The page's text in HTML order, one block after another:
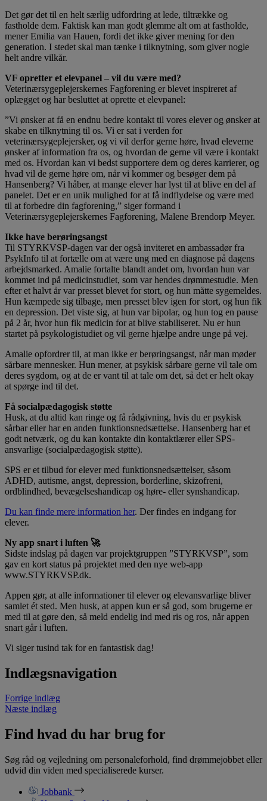
Det gør det til en helt særlig udfordring at lede, tiltrække og
fastholde dem. Faktisk kan man godt glemme alt om at fastholde,
mener Emilia van Hauen, fordi det ikke giver mening for den
generation. I stedet skal man tænke i tilknytning, som giver nogle
helt andre vilkår.
VF opretter et elevpanel – vil du være med?
Veterinærsygeplejerskernes Fagforening er blevet inspireret af
oplægget og har besluttet at oprette et elevpanel:
”Vi ønsker at få en endnu bedre kontakt til vores elever og ønsker at
skabe en tilknytning til os. Vi er sat i verden for
veterinærsygeplejersker, og vi vil derfor gerne høre, hvad eleverne
ønsker af information fra os, og hvordan de gerne vil være i kontakt
med os. Hvordan kan vi bedst supportere dem og deres karrierer, og
hvad vil de gerne høre om, når vi kommer og besøger dem på
Hansenberg? Vi håber, at mange elever har lyst til at blive en del af
panelet. Det er en unik mulighed for at få indflydelse og være med
til at forbedre din fagforening,” siger formand i
Veterinærsygeplejerskernes Fagforening, Malene Brendorp Meyer.
Ikke have berøringsangst
Til STYRKVSP-dagen var der også inviteret en ambassadør fra
PsykInfo til at fortælle om at være ung med en diagnose på dagens
arbejdsmarked. Amalie fortalte blandt andet om, hvordan hun var
kommet ind på medicinstudiet, som var hendes drømmestudie. Men
efter et halvt år var presset blevet for stort, og hun måtte sygemeldes.
Hun kæmpede sig tilbage, men presset blev igen for stort, og hun fik
en depression. Det viste sig, at hun var bipolar, og hun tog en pause
på 2 år, hvor hun fik medicin for at blive stabiliseret. Nu er hun
startet på psykologistudiet og vil gerne hjælpe andre unge på vej.
Amalie opfordrer til, at man ikke er berøringsangst, når man møder
sårbare mennesker. Hun mener, at psykisk sårbare gerne vil tale om
deres sygdom, og at de er vant til at tale om det, så det er helt okay
at spørge ind til det.
Få socialpædagogisk støtte
Husk, at du altid kan ringe og få rådgivning, hvis du er psykisk
sårbar eller har en anden funktionsnedsættelse. Hansenberg har et
godt netværk, og du kan kontakte din kontaktlærer eller SPS-
ansvarlige (socialpædagogisk støtte).
SPS er et tilbud for elever med funktionsnedsættelser, såsom
ADHD, autisme, angst, depression, borderline, skizofreni,
ordblindhed, bevægelseshandicap og høre- eller synshandicap.
Du kan finde mere information her. Der findes en indgang for
elever.
Ny app snart i luften 🚀
Sidste indslag på dagen var projektgruppen ”STYRKVSP”, som
gav en kort status på projektet med den nye web-app
www.STYRKVSP.dk.
Appen gør, at alle informationer til elever og elevansvarlige bliver
samlet ét sted. Men husk, at appen kun er så god, som brugerne er
med til at gøre den, så meld endelig ind med ris og ros, når appen
snart går i luften.
Vi siger tusind tak for en fantastisk dag!
Indlægsnavigation
Forrige indlæg
Næste indlæg
Find hvad du har brug for
Søg råd og vejledning om personaleforhold, find drømmejobbet eller
udvid din viden med specialiserede kurser.
Jobbank